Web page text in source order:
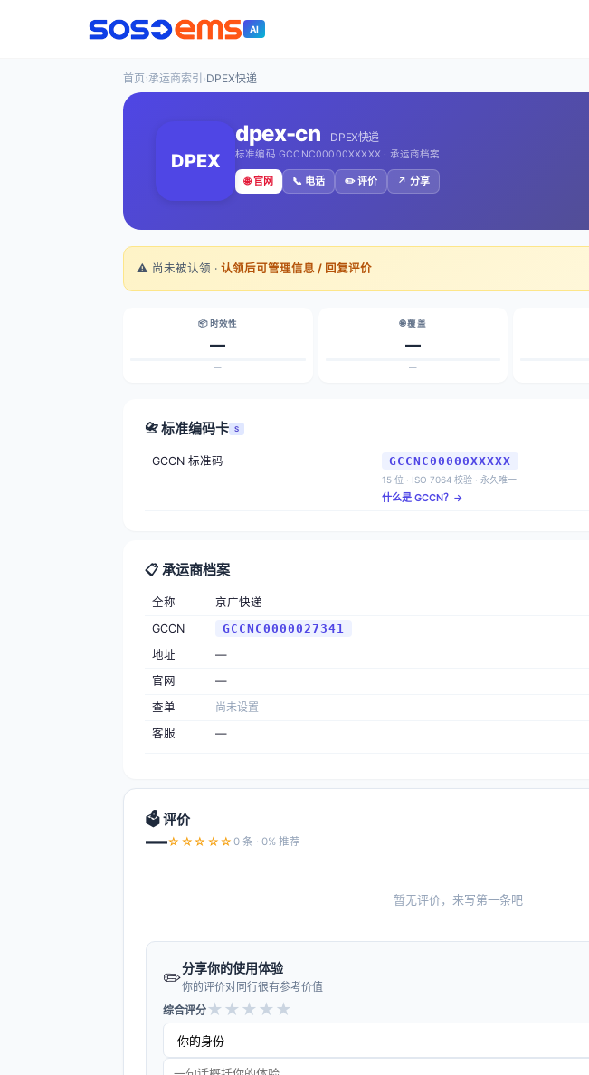
AI
首页›承运商索引 ›DPEX快递
DPEX
dpex-cn DPEX快递
标准编码 GCCNC00000XXXXX · 承运商档案
🌐 官网 📞 电话 ✏️ 评价 ↗️ 分享
⚠️ 尚未被认领 · 认领后可管理信息 / 回复评价
📦 时效性
—
—
🌐 覆盖
—
—
📇 标准编码卡 S
GCCN 标准码 GCCNC00000XXXXX
15 位 · ISO 7064 校验 · 永久唯一
什么是 GCCN？→
📋 承运商档案
全称
京广快递
GCCN
GCCNC0000027341
地址
—
官网
—
查单
尚未设置
客服
—
🗳️ 评价
—☆☆☆☆☆ 0 条 · 0% 推荐
暂无评价，来写第一条吧
✏️分享你的使用体验
你的评价对同行很有参考价值
综合评分★ ★ ★ ★ ★